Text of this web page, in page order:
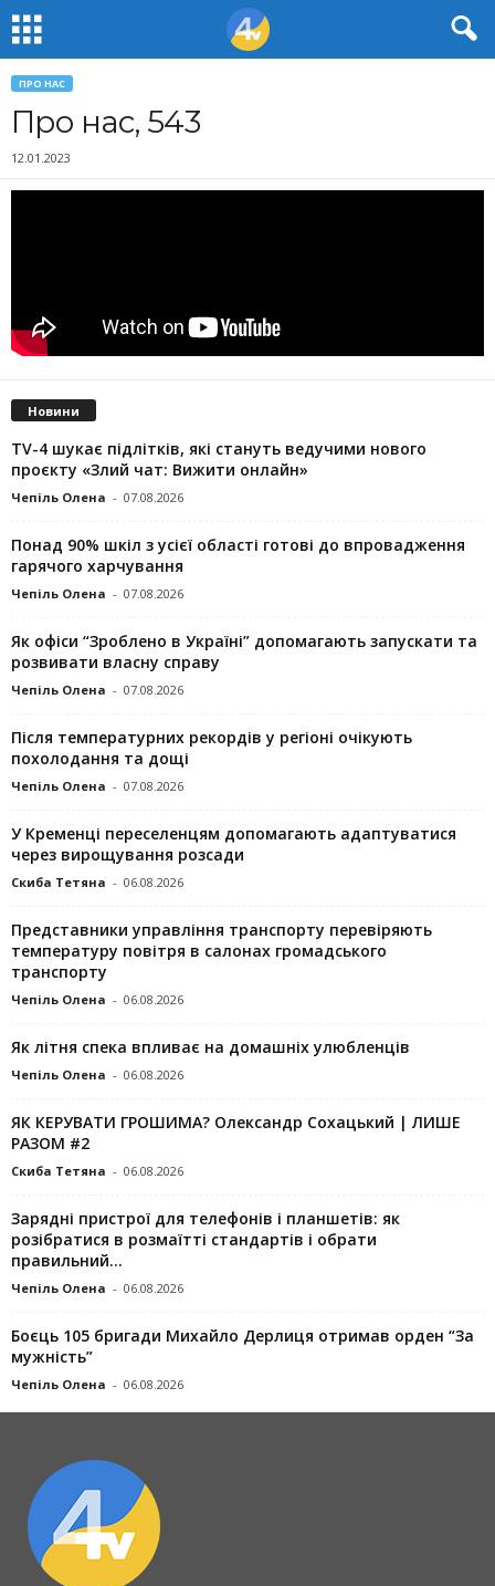
ПРО НАС
Про нас, 543
12.01.2023
Новини
TV-4 шукає підлітків, які стануть ведучими нового
проєкту «Злий чат: Вижити онлайн»
Чепіль Олена - 07.08.2026
Понад 90% шкіл з усієї області готові до впровадження
гарячого харчування
Чепіль Олена - 07.08.2026
Як офіси “Зроблено в Україні” допомагають запускaти та
розвивати власну справу
Чепіль Олена - 07.08.2026
Після температурних рекордів у регіоні очікують
похолодання та дощі
Чепіль Олена - 07.08.2026
У Кременці переселенцям допомагають адаптуватися
через вирощування розсади
Скиба Тетяна - 06.08.2026
Представники управління транспорту перевіряють
температуру повітря в салонах громадського
транспорту
Чепіль Олена - 06.08.2026
Як літня спека впливає на домашніх улюбленців
Чепіль Олена - 06.08.2026
ЯК КЕРУВАТИ ГРОШИМА? Олександр Сохацький | ЛИШЕ
РАЗОМ #2
Скиба Тетяна - 06.08.2026
Зарядні пристрої для телефонів і планшетів: як
розібратися в розмаїтті стандартів і обрати
правильний...
Чепіль Олена - 06.08.2026
Боєць 105 бригади Михайло Дерлиця отримав орден “За
мужність”
Чепіль Олена - 06.08.2026